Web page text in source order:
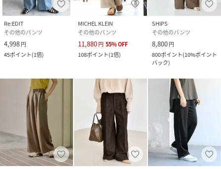
Re:EDIT
その他のパンツ
4,998円
45ポイント(1倍)
MICHEL KLEIN
その他のパンツ
11,880円 55%OFF
108ポイント(1倍)
SHIPS
その他のパンツ
8,800円
800ポイント(10%ポイント
バック)